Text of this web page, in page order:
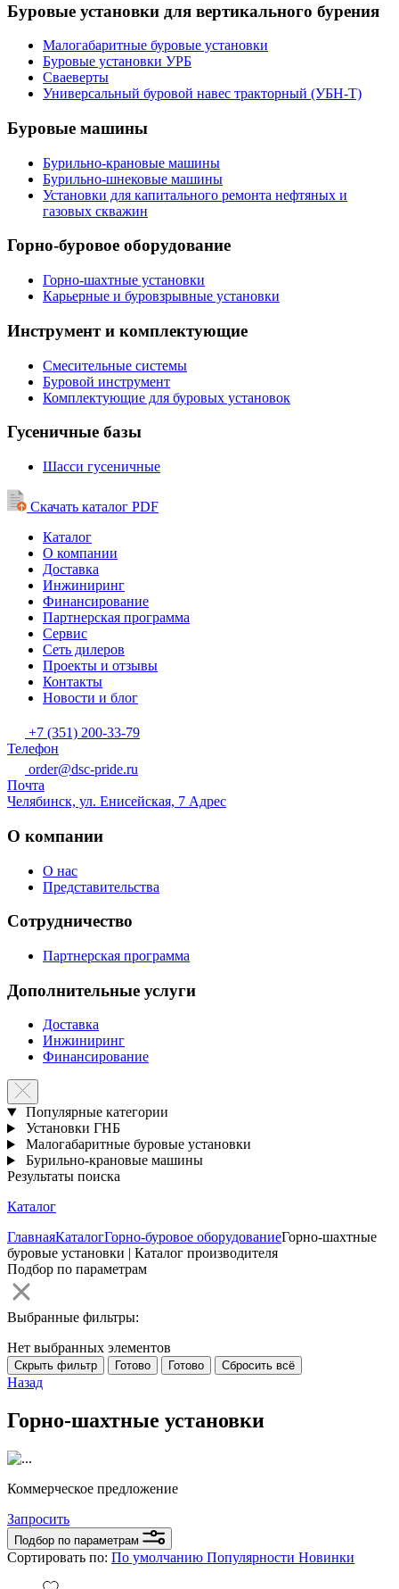
Буровые установки для вертикального бурения
Малогабаритные буровые установки
Буровые установки УРБ
Сваеверты
Универсальный буровой навес тракторный (УБН-Т)
Буровые машины
Бурильно-крановые машины
Бурильно-шнековые машины
Установки для капитального ремонта нефтяных и
газовых скважин
Горно-буровое оборудование
Горно-шахтные установки
Карьерные и буровзрывные установки
Инструмент и комплектующие
Смесительные системы
Буровой инструмент
Комплектующие для буровых установок
Гусеничные базы
Шасси гусеничные
Скачать каталог PDF
Каталог
О компании
Доставка
Инжиниринг
Финансирование
Партнерская программа
Сервис
Сеть дилеров
Проекты и отзывы
Контакты
Новости и блог
+7 (351) 200-33-79
Телефон
order@dsc-pride.ru
Почта
Челябинск, ул. Енисейская, 7 Адрес
О компании
О нас
Представительства
Сотрудничество
Партнерская программа
Дополнительные услуги
Доставка
Инжиниринг
Финансирование
Популярные категории
Установки ГНБ
Малогабаритные буровые установки
Бурильно-крановые машины
Результаты поиска
Каталог
ГлавнаяКаталогГорно-буровое оборудованиеГорно-шахтные
буровые установки | Каталог производителя
Подбор по параметрам
Выбранные фильтры:
Нет выбранных элементов
Скрыть фильтр Готово Готово Сбросить всё
Назад
Горно-шахтные установки
Коммерческое предложение
Запросить
Подбор по параметрам
Сортировать по: По умолчанию Популярности Новинки